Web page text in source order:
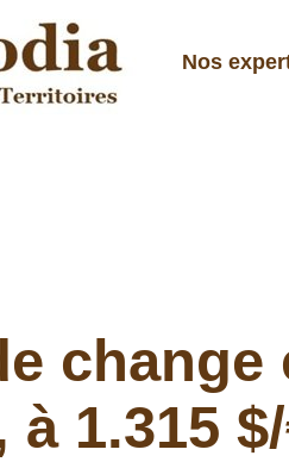
Nos
change
à 1.315